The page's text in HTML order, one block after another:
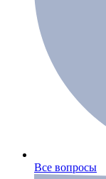
Все вопросы